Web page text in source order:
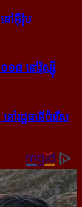
ៅ​អ៊ឺរ៉ុប
១៨ នៅ​រ៉ូស្ស៊ី
ៅ​រដ្ឋធានី​ប៉ារីស​